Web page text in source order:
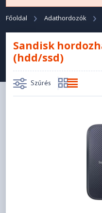
Főoldal Adathordozók
Sandisk
(hdd/ssd)
Szűrés